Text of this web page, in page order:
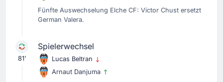
Fünfte Auswechselung Elche CF: Víctor Chust ersetzt
German Valera.
81'
Spielerwechsel
Lucas Beltran
Arnaut Danjuma